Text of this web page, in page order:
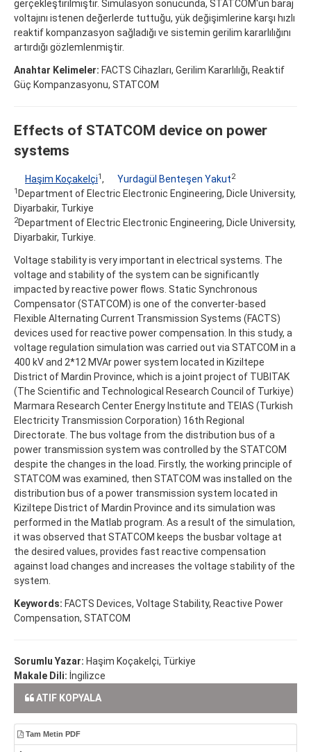
gerçekleştirilmiştir. Simülasyon sonucunda, STATCOM'un baraj
voltajını istenen değerlerde tuttuğu, yük değişimlerine karşı hızlı
reaktif kompanzasyon sağladığı ve sistemin gerilim kararlılığını
artırdığı gözlemlenmiştir.
Anahtar Kelimeler: FACTS Cihazları, Gerilim Kararlılığı, Reaktif
Güç Kompanzasyonu, STATCOM
Effects of STATCOM device on power
systems
Haşim Koçakelçi1, Yurdagül Benteşen Yakut2
1 Department of Electric Electronic Engineering, Dicle University,
Diyarbakir, Turkiye
2Department of Electric Electronic Engineering, Dicle University,
Diyarbakir, Turkiye.
Voltage stability is very important in electrical systems. The
voltage and stability of the system can be significantly
impacted by reactive power flows. Static Synchronous
Compensator (STATCOM) is one of the converter-based
Flexible Alternating Current Transmission Systems (FACTS)
devices used for reactive power compensation. In this study, a
voltage regulation simulation was carried out via STATCOM in a
400 kV and 2*12 MVAr power system located in Kiziltepe
District of Mardin Province, which is a joint project of TUBITAK
(The Scientific and Technological Research Council of Turkiye)
Marmara Research Center Energy Institute and TEIAS (Turkish
Electricity Transmission Corporation) 16th Regional
Directorate. The bus voltage from the distribution bus of a
power transmission system was controlled by the STATCOM
despite the changes in the load. Firstly, the working principle of
STATCOM was examined, then STATCOM was installed on the
distribution bus of a power transmission system located in
Kiziltepe District of Mardin Province and its simulation was
performed in the Matlab program. As a result of the simulation,
it was observed that STATCOM keeps the busbar voltage at
the desired values, provides fast reactive compensation
against load changes and increases the voltage stability of the
system.
Keywords: FACTS Devices, Voltage Stability, Reactive Power
Compensation, STATCOM
Sorumlu Yazar: Haşim Koçakelçi, Türkiye
Makale Dili: İngilizce
ATIF KOPYALA
Tam Metin PDF